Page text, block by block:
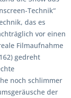
Technik“
das es
vor einen
Filmaufnahme
gedreht
noch schlimmer
der